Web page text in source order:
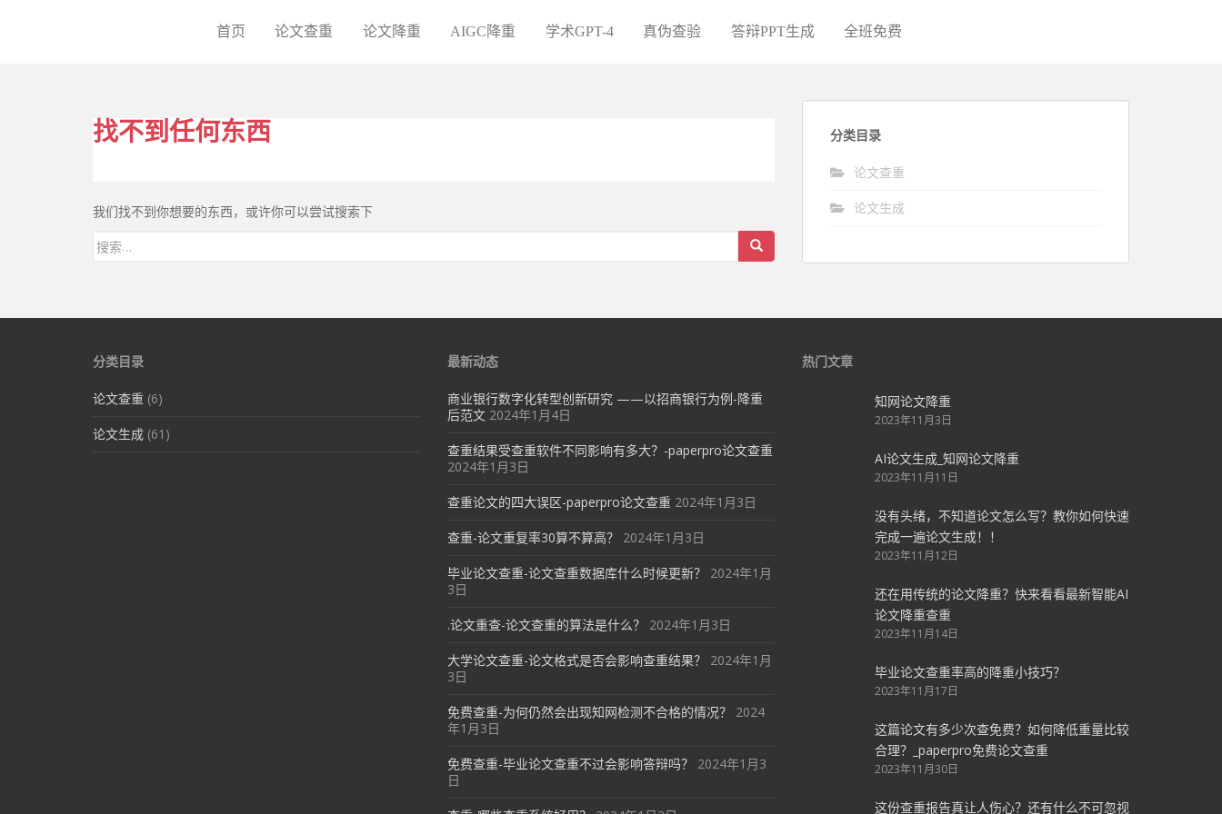
台
首页 论文查重 论文降重 AIGC降重 学术GPT-4 真伪查验 答辩PPT生成 全班免费
找不到任何东西
我们找不到你想要的东西，或许你可以尝试搜索下
搜索：
分类目录
论文查重
论文生成
分类目录
论文查重 (6)
论文生成 (61)
最新动态
商业银行数字化转型创新研究 ——以招商银行为例-降重
后范文 2024年1月4日
查重结果受查重软件不同影响有多大？-paperpro论文查重
2024年1月3日
查重论文的四大误区-paperpro论文查重 2024年1月3日
查重-论文重复率30算不算高？ 2024年1月3日
毕业论文查重-论文查重数据库什么时候更新？
2024年1月
3日
.论文重查-论文查重的算法是什么？ 2024年1月3日
大学论文查重-论文格式是否会影响查重结果？
2024年1月
3日
免费查重-为何仍然会出现知网检测不合格的情况？
2024
年1月3日
免费查重-毕业论文查重不过会影响答辩吗？
2024年1月3
日
热门文章
知网论文降重
2023年11月3日
AI论文生成_知网论文降重
2023年11月11日
没有头绪，不知道论文怎么写？教你如何快速
完成一遍论文生成！！
2023年11月12日
还在用传统的论文降重？快来看看最新智能AI
论文降重查重
2023年11月14日
毕业论文查重率高的降重小技巧？
2023年11月17日
这篇论文有多少次查免费？如何降低重量比较
合理？_paperpro免费论文查重
2023年11月30日
这份查重报告真让人伤心？还有什么不可忽视